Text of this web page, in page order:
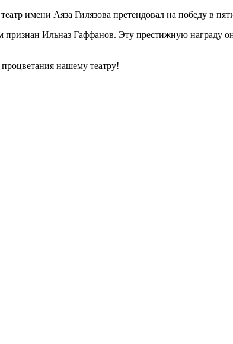
имени Аяза Гилязова претендовал на победу в
Ильназ Гаффанов. Эту престижную награду
нашему театру!